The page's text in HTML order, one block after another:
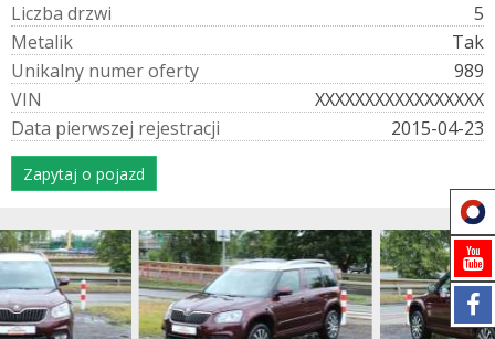
Liczba drzwi
5
Metalik
Tak
Unikalny numeroferty
989
VIN
XXXXXXXXXXXXXXXXX
Data pierwszej rejestracji 2015-04-23
Zapytaj o pojazd